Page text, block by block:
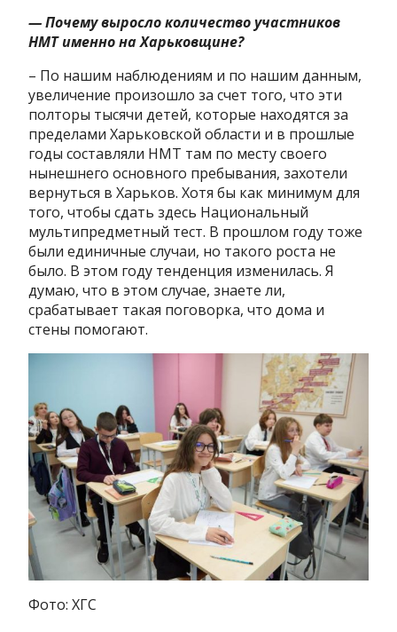
— Почему выросло количество участников
НМТ именно на Харьковщине?
– По нашим наблюдениям и по нашим данным,
увеличение произошло за счет того, что эти
полторы тысячи детей, которые находятся за
пределами Харьковской области и в прошлые
годы составляли НМТ там по месту своего
нынешнего основного пребывания, захотели
вернуться в Харьков. Хотя бы как минимум для
того, чтобы сдать здесь Национальный
мультипредметный тест. В прошлом году тоже
были единичные случаи, но такого роста не
было. В этом году тенденция изменилась. Я
думаю, что в этом случае, знаете ли,
срабатывает такая поговорка, что дома и
стены помогают.
Фото: ХГС